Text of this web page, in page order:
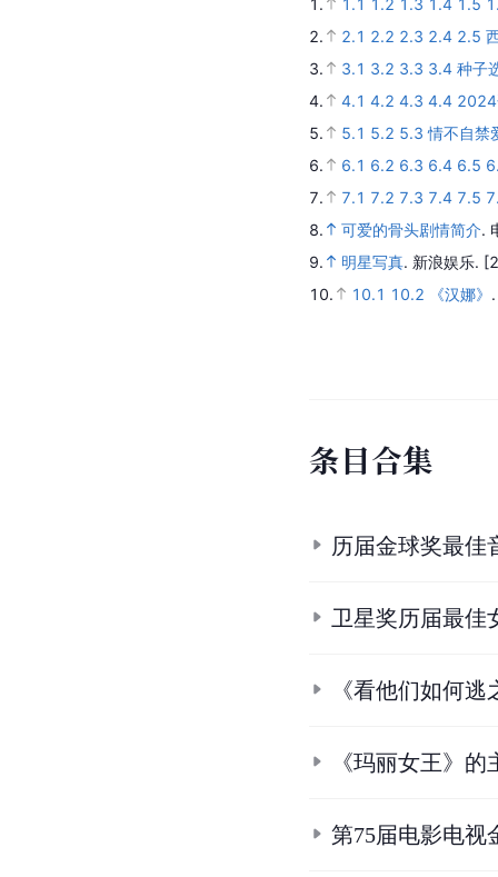
1. 1.1 1.2 1.3 1.4 1.5
2.
2.1 2.2 2.3 2.4 2.5
3.
3.1 3.2 3.3 3.4 种子
4.
4.1 4.2 4.3 4.4 2024
5.
5.1 5.2 5.3 情不自禁
6.
6.1 6.2 6.3 6.4 6.5
7.
7.1 7.2 7.3 7.4 7.5
8.
可爱的骨头剧情简介.
9.
明星写真. 新浪娱乐.
10.
10.1 10.2 《汉娜》
条目合集
历届金球奖最佳
卫星奖历届最佳
《看他们如何
《玛丽女王》的
第75届电影电视